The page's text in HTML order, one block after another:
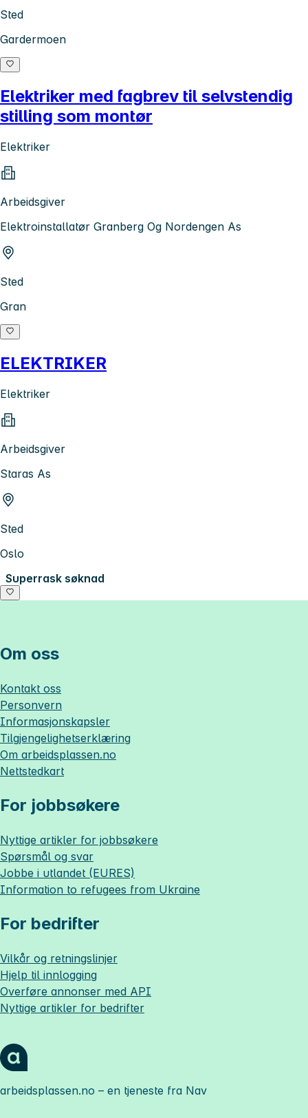
Sted
Gardermoen
Elektriker med fagbrev til selvstendig
stilling som montør
Elektriker
Arbeidsgiver
Elektroinstallatør Granberg Og Nordengen As
Sted
Gran
ELEKTRIKER
Elektriker
Arbeidsgiver
Staras As
Sted
Oslo
Superrask søknad
Om oss
Kontakt oss
Personvern
Informasjonskapsler
Tilgjengelighetserklæring
Om arbeidsplassen.no
Nettstedkart
For jobbsøkere
Nyttige artikler for jobbsøkere
Spørsmål og svar
Jobbe i utlandet (EURES)
Information to refugees from Ukraine
For bedrifter
Vilkår og retningslinjer
Hjelp til innlogging
Overføre annonser med API
Nyttige artikler for bedrifter
arbeidsplassen.no – en tjeneste fra Nav